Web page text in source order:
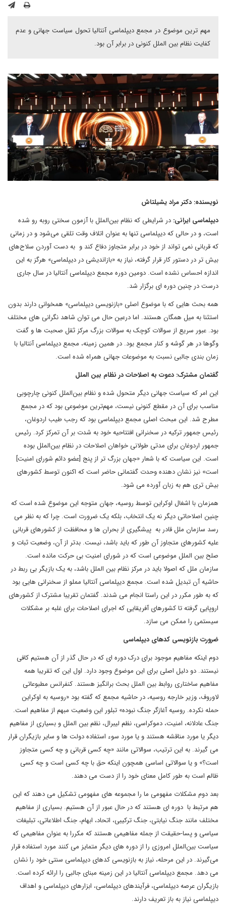
مهم ترین موضوع در مجمع دیپلماسی آنتالیا تحول سیاست جهانی و عدم
کفایت نظام بین الملل کنونی در برابر آن بود.
نویسنده: دکتر مراد یشیلتاش
دیپلماسی ایرانی: در شرایطی که نظام بین‌الملل با آزمون سختی روبه‌ رو شده
است، و در حالی که دیپلماسی تنها به‌ عنوان اتلاف وقت تلقی می‌شود و در زمانی
که قربانی نمی‌ تواند از خود در برابر متجاوز دفاع کند و به دست آوردن سلاح‌های
بیش تر در دستور کار قرار گرفته، نیاز به «بازاندیشی در دیپلماسی» هرگز به این
اندازه احساس نشده است. دومین دوره مجمع دیپلماسی آنتالیا در سال جاری
درست در چنین دوره ای برگزار شد.
همه بحث هایی که با موضوع اصلی «بازنویسی دیپلماسی» همخوانی دارند بدون
استثنا به میل همگان هستند. اما درعین حال می توان شاهد نگرانی های مختلف
بود. عبور سریع از سوالات کوچک به سوالات بزرگ مرکز ثقل صحبت ها و گفت
وگوها در هر گوشه و کنار مجمع بود. در همین زمینه، مجمع دیپلماسی آنتالیا با
زمان بندی جالبی نسبت به موضوعات جهانی همراه شده است.
گفتمان مشترک: دعوت به اصلاحات در نظام بین الملل
این امر که سیاست جهانی دیگر متحول شده و نظام بین‌الملل کنونی چارچوبی
مناسب برای آن در مقطع کنونی نیست، مهم‌ترین موضوعی بود که در مجمع
مطرح شد. این مبحث اصلی مجمع دیپلماسی بود که رجب طیب اردوغان،
رئیس جمهور ترکیه در سخنرانی افتتاحیه خود به شدت بر آن تمرکز کرد. رئیس
جمهور اردوغان برای مدتی طولانی خواهان اصلاحات در نظام بین‌الملل بوده
است. این سیاست که با شعار «جهان بزرگ تر از پنج [عضو دائم شورای امنیت]
است» نیز نشان دهنده وحدت گفتمانی حاضر است که اکنون توسط کشورهای
بیش تری هم به زبان آورده می شود.
همزمان با اشغال اوکراین توسط روسیه، جهان متوجه این موضوع شده است که
چنین اصلاحاتی دیگر نه یک انتخاب، بلکه یک ضرورت است. چرا که به نظر می
رسد سازمان ملل قادر به پیشگیری از بحران ها و محافظت از کشورهای قربانی
علیه کشورهای متجاوز آن طور که باید باشد، نیست. بدتر از آن، وضعیت ثبات و
صلح بین الملل موضوعی است که در شورای امنیت بی حرکت مانده است.
سازمان ملل که اصولا باید در مرکز نظام بین الملل باشد، به یک بازیگر بی ربط در
حاشیه آن تبدیل شده است. مجمع دیپلماسی آنتالیا مملو از سخنرانی هایی بود
که به طور مکرر در این راستا انجام می شدند. گفتمان تقریبا مشترک از کشورهای
اروپایی گرفته تا کشورهای آفریقایی که اجرای اصلاحات برای غلبه بر مشکلات
سیستمی را ممکن می سازد.
ضرورت بازنویسی کدهای دیپلماسی
دوم اینکه مفاهیم موجود برای درک دوره ای که در حال گذر از آن هستیم کافی
نیستند. دو دلیل اصلی برای این موضوع وجود دارد. اول این که تقریبا همه
مفاهیم ساختاری روابط بین الملل بحث برانگیز هستند. کنفرانس مطبوعاتی
لاوروف، وزیر خارجه روسیه، در حاشیه مجمع که گفته بود «روسیه به اوکراین
حمله نکرده. روسیه آغازگر جنگ نبوده» تبلور این وضعیت مبهم از مفاهیم است.
جنگ عادلانه، امنیت، دموکراسی، نظم لیبرال، نظم بین الملل و بسیاری از مفاهیم
دیگر یا مورد مناقشه هستند و یا مورد سوء استفاده دولت ها و سایر بازیگران قرار
می گیرند. به این ترتیب، سوالاتی مانند «چه کسی قربانی و چه کسی متجاوز
است؟» و یا سوالاتی اساسی همچون اینکه حق با چه کسی است و چه کسی
ظالم است به طور کامل معنای خود را از دست می دهند.
بعد دوم مشکلات مفهومی ما را مجموعه های مفهومی تشکیل می دهند که این
هم مرتبط با دوره ای هستند که در حال عبور از آن هستیم. بسیاری از مفاهیم
مختلف مانند جنگ نیابتی، جنگ ترکیبی، اتحاد، ابهام، جنگ اطلاعاتی، تبلیغات
سیاسی و پسا-حقیقت از جمله مفاهیمی هستند که مکررا به عنوان مفاهیمی که
سیاست بین‌الملل امروزی را از دوره های دیگر متمایز می کنند مورد استفاده قرار
می‌گیرند. در این مرحله، نیاز به بازنویسی کدهای دیپلماسی سنتی خود را نشان
می دهد. مجمع دیپلماسی آنتالیا در این زمینه مبنای جالبی را ارائه کرده است.
بازیگران عرصه دیپلماسی، فرآیندهای دیپلماسی، ابزارهای دیپلماسی و اهداف
دیپلماسی نیاز به باز تعریف دارند.